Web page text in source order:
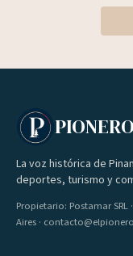
PIONERO
La voz histórica de
deportes, turismo y
Propietario: Postamar SRL
Aires ·